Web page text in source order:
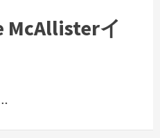
McAllisterイ